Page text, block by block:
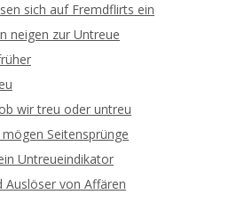
sich auf Fremdflirts ein
neigen zur Untreue
wir treu oder untreu
Seitensprünge
Untreueindikator
Auslöser von Affären